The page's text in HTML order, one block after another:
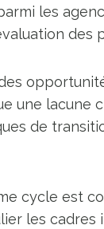
les
une lacune
de
cycle est
les cadres